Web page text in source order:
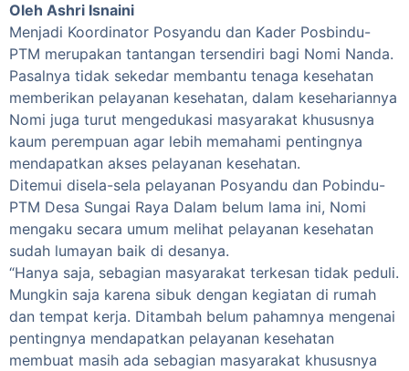
Oleh Ashri Isnaini
Menjadi Koordinator Posyandu dan Kader Posbindu-
PTM merupakan tantangan tersendiri bagi Nomi Nanda.
Pasalnya tidak sekedar membantu tenaga kesehatan
memberikan pelayanan kesehatan, dalam kesehariannya
Nomi juga turut mengedukasi masyarakat khususnya
kaum perempuan agar lebih memahami pentingnya
mendapatkan akses pelayanan kesehatan.
Ditemui disela-sela pelayanan Posyandu dan Pobindu-
PTM Desa Sungai Raya Dalam belum lama ini, Nomi
mengaku secara umum melihat pelayanan kesehatan
sudah lumayan baik di desanya.
“Hanya saja, sebagian masyarakat terkesan tidak peduli.
Mungkin saja karena sibuk dengan kegiatan di rumah
dan tempat kerja. Ditambah belum pahamnya mengenai
pentingnya mendapatkan pelayanan kesehatan
membuat masih ada sebagian masyarakat khususnya